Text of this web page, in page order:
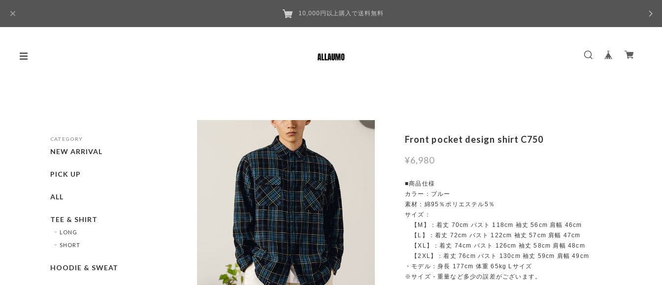
10,000円以上購入で送料無料
Front pocket design shirt C750
¥6,980
■商品仕様
カラー：ブルー
素材：綿95％ポリエステル5％
サイズ：
【M】：着丈 70cm バスト 118cm 袖丈 56cm 肩幅 46cm
【L】：着丈 72cm バスト 122cm 袖丈 57cm 肩幅 47cm
【XL】：着丈 74cm バスト 126cm 袖丈 58cm 肩幅 48cm
【2XL】：着丈 76cm バスト 130cm 袖丈 59cm 肩幅 49cm
・モデル：身長 177cm 体重 65kg Lサイズ
※サイズ・重量など多少の誤差がございます。
CATEGORY
NEW ARRIVAL
PICK UP
ALL
TEE & SHIRT
LONG
SHORT
HOODIE & SWEAT